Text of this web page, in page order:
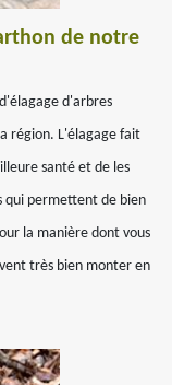
de notre
d'arbres
région. L'élagage fait
santé et de les
qui permettent de bien
la manière dont vous
très bien monter en